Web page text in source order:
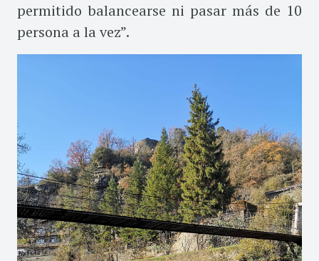
permitido balancearse ni pasar más de 10
persona a la vez”.